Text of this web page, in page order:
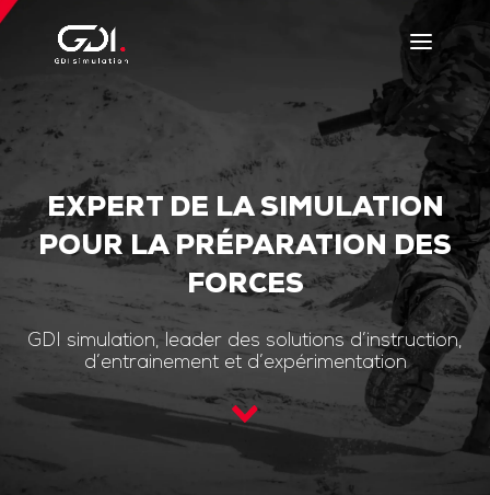
EXPERT DE LA SIMULATION
POUR LA PRÉPARATION DES
FORCES
GDI simulation, leader des solutions d’instruction,
d’entrainement et d’expérimentation